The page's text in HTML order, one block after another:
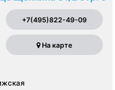
+7(495)822-49-09
На карте